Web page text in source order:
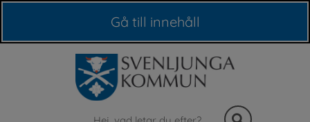
Gå till innehåll
Sök